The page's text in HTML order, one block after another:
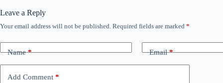
Leave a Reply
Your email address will not be published. Required fields are marked *
Name* Email*
Add Comment *